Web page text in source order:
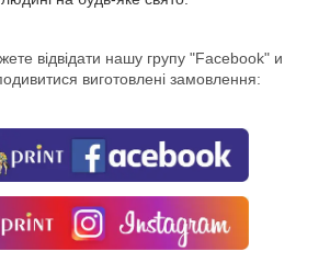
відвідати нашу групу "Facebook" и
виготовлені замовлення: